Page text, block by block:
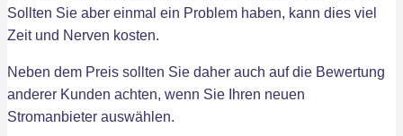
Sollten Sie aber einmal ein Problem haben, kann dies viel
Zeit und Nerven kosten.
Neben dem Preis sollten Sie daher auch auf die Bewertung
anderer Kunden achten, wenn Sie Ihren neuen
Stromanbieter auswählen.